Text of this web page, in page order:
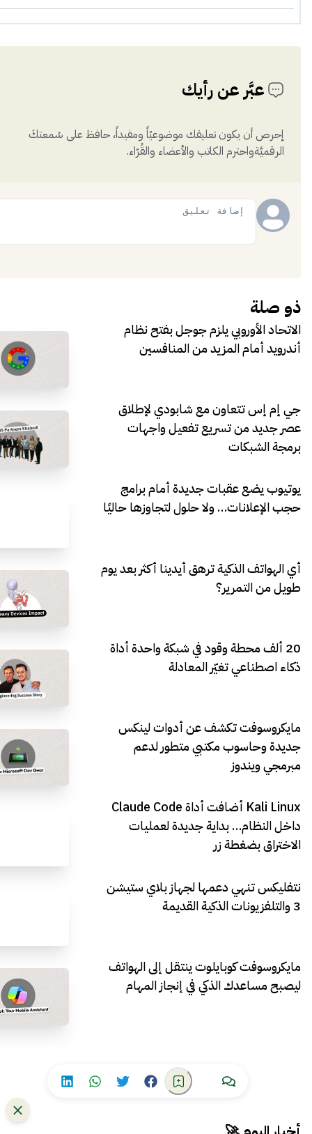
عبَّر عن رأيك
إحرص أن يكون تعليقك موضوعيّاً ومفيداً، حافظ على سُمعتكَ
الرقميَّةواحترم الكاتب والأعضاء والقُرّاء.
ذو صلة
الاتحاد الأوروبي يلزم جوجل بفتح نظام
أندرويد أمام المزيد من المنافسين
جي إم إس تتعاون مع شابودي لإطلاق
عصر جديد من تسريع تفعيل واجهات
برمجة الشبكات
يوتيوب يضع عقبات جديدة أمام برامج
حجب الإعلانات… ولا حلول لتجاوزها حاليًا
أي الهواتف الذكية ترهق أيدينا أكثر بعد يوم
طويل من التمرير؟
20 ألف محطة وقود في شبكة واحدة أداة
ذكاء اصطناعي تغيّر المعادلة
مايكروسوفت تكشف عن أدوات لينكس
جديدة وحاسوب مكتبي متطور لدعم
مبرمجي ويندوز
Kali Linux أضافت أداة Claude Code
داخل النظام… بداية جديدة لعمليات
الاختراق بضغطة زر
نتفليكس تنهي دعمها لجهاز بلاي ستيشن
3 والتلفزيونات الذكية القديمة
مايكروسوفت كوبايلوت ينتقل إلى الهواتف
ليصبح مساعدك الذكي في إنجاز المهام